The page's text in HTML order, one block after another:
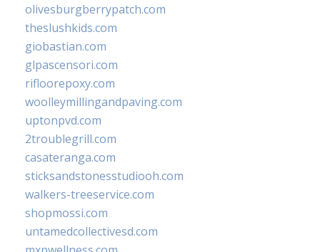
olivesburgberrypatch.com
theslushkids.com
giobastian.com
glpascensori.com
rifloorepoxy.com
woolleymillingandpaving.com
uptonpvd.com
2troublegrill.com
casateranga.com
sticksandstonesstudiooh.com
walkers-treeservice.com
shopmossi.com
untamedcollectivesd.com